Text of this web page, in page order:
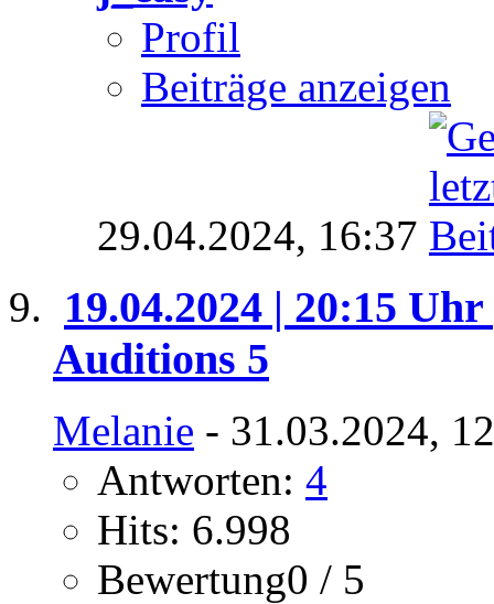
Profil
Beiträge anzeigen
29.04.2024, 16:37
19.04.2024 | 20:15
Auditions 5
Melanie - 31.03.2024,
Antworten: 4
Hits: 6.998
Bewertung0 / 5